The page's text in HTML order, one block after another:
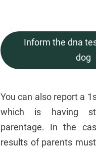
Inform the dna
dog
You can also report a
which is having
parentage. In the
results of parents